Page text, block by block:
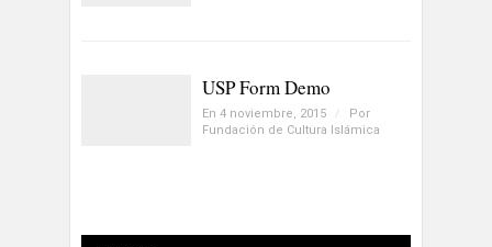
USP Form Demo
En 4 noviembre, 2015 /
Por
Fundación de Cultura Islámica